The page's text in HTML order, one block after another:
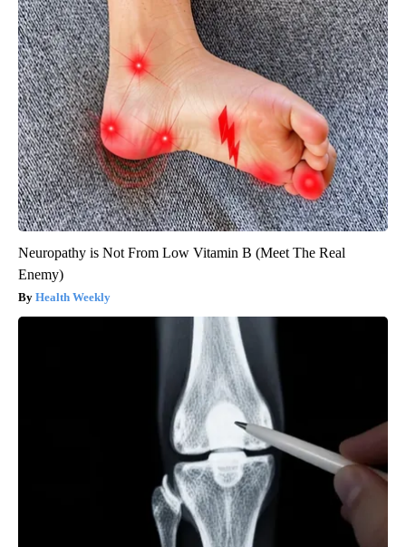
Neuropathy is Not From Low Vitamin B (Meet The Real
Enemy)
Health Weekly